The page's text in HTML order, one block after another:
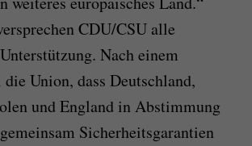
CDU/CSU alle
Nach einem
Union, dass Deutschland,
und England in Abstimmung
Sicherheitsgarantien